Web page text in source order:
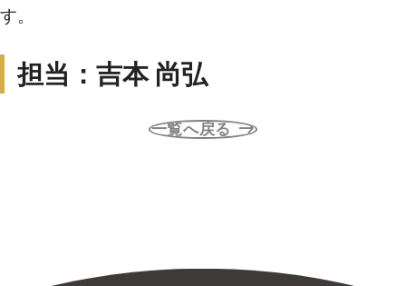
す。
担当：吉本 尚弘
一覧へ戻る
地図から探す